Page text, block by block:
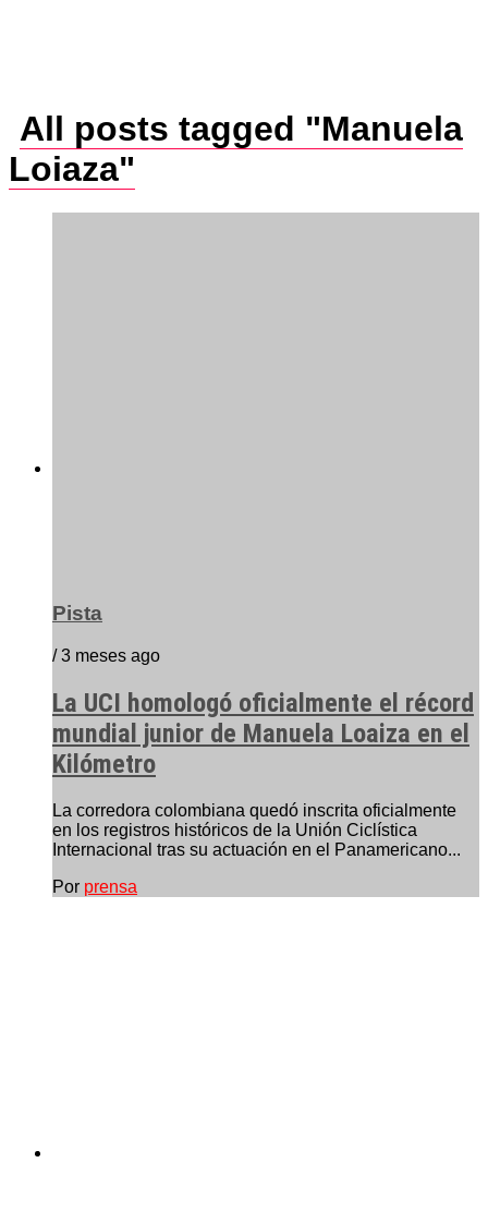
All posts tagged "Manuela
Loiaza"
Pista
/ 3 meses ago
La UCI homologó oficialmente el récord
mundial junior de Manuela Loaiza en el
Kilómetro
La corredora colombiana quedó inscrita oficialmente
en los registros históricos de la Unión Ciclística
Internacional tras su actuación en el Panamericano...
Por prensa